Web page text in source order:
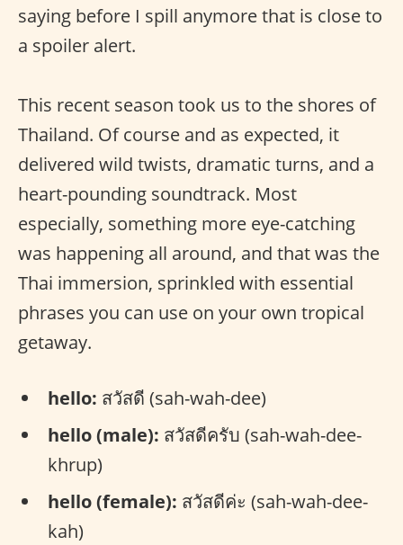
saying before I spill anymore that is close to
a spoiler alert.
This recent season took us to the shores of
Thailand. Of course and as expected, it
delivered wild twists, dramatic turns, and a
heart-pounding soundtrack. Most
especially, something more eye-catching
was happening all around, and that was the
Thai immersion, sprinkled with essential
phrases you can use on your own tropical
getaway.
hello: สวัสดี (sah-wah-dee)
hello (male): สวัสดีครับ (sah-wah-dee-
khrup)
hello (female): สวัสดีค่ะ (sah-wah-dee-
kah)